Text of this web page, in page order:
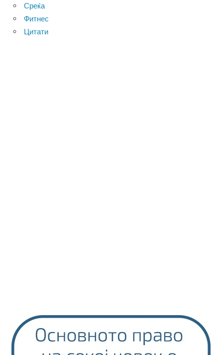
Среќа
Фитнес
Цитати